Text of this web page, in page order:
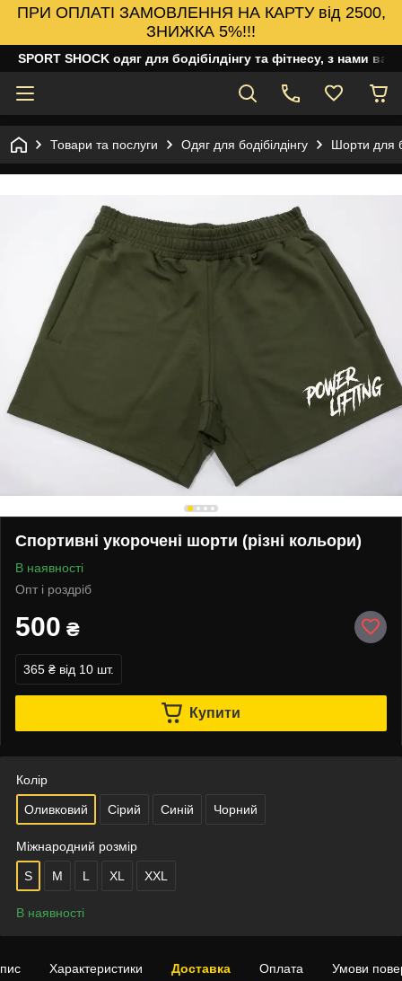
ПРИ ОПЛАТІ ЗАМОВЛЕННЯ НА КАРТУ від 2500,
ЗНИЖКА 5%!!!
SPORT SHOCK одяг для бодібілдінгу та фітнесу, з нами
Товари та послуги Одяг для бодібілдінгу Шорти для
Спортивні укорочені шорти (різні кольори)
В наявності
Опт і роздріб
500 ₴
365 ₴ від 10 шт.
Купити
Колір
Оливковий Сірий Синій Чорний
Міжнародний розмір
S M L XL XXL
В наявності
Характеристики Доставка Оплата Умови